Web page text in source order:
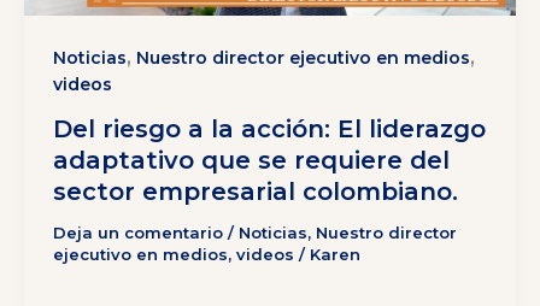
Noticias, Nuestro director ejecutivo en medios,
videos
Del riesgo a la acción: El liderazgo
adaptativo que se requiere del
sector empresarial colombiano.
Deja un comentario / Noticias, Nuestro director
ejecutivo en medios, videos / Karen